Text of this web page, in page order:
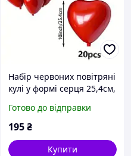
Набір червоних повітряні
кулі у формі серця 25,4см,
Готово до відправки
195₴
Купити